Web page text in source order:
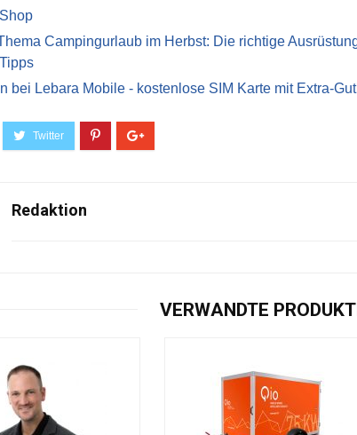
Campingurlaub im Herbst: Die richtige
bei Lebara Mobile - kostenlose SIM Karte mit Extra-
Redaktion
VERWANDTE